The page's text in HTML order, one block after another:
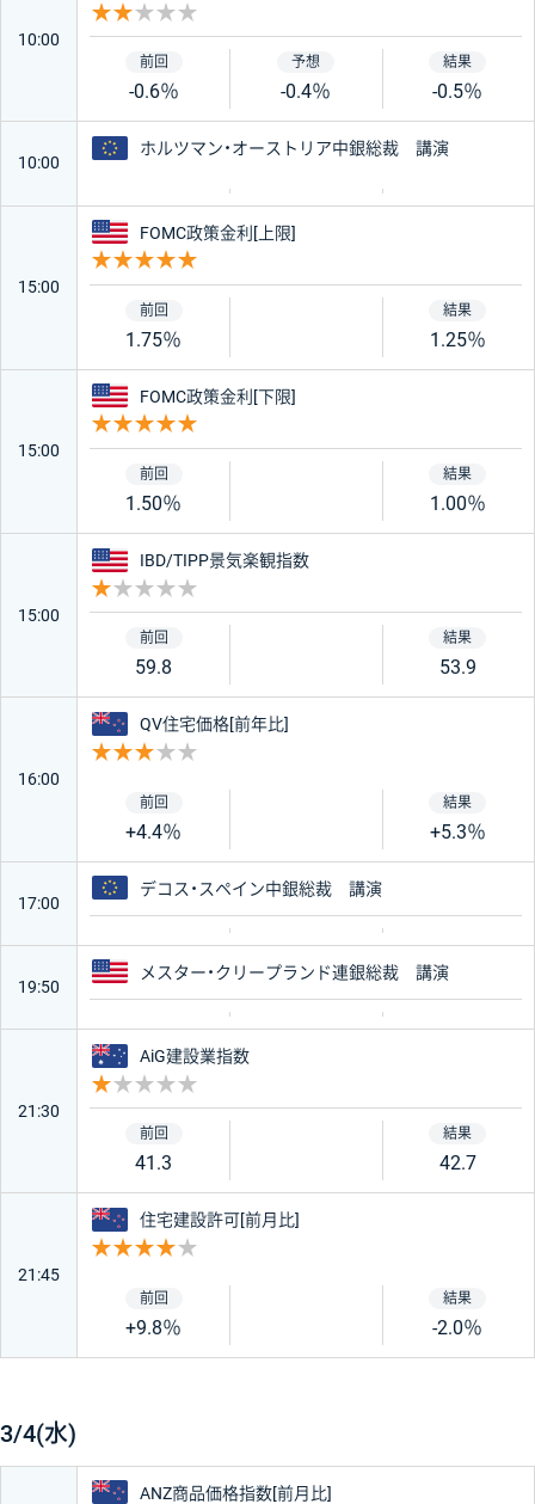
10:00
-0.6％ -0.4％ -0.5％
10:00
ユーロ
ホルツマン・オーストリア中銀総裁 講演
15:00
アメリカ
FOMC政策金利[上限]
1.75％ 1.25％
15:00
アメリカ
FOMC政策金利[下限]
1.50％ 1.00％
15:00
アメリカ
IBD/TIPP景気楽観指数
59.8 53.9
16:00
ニュージーランド
QV住宅価格[前年比]
+4.4％ +5.3％
17:00
ユーロ
デコス・スペイン中銀総裁 講演
19:50
アメリカ
メスター・クリープランド連銀総裁 講演
21:30
オーストラリア
AiG建設業指数
41.3 42.7
21:45
ニュージーランド
住宅建設許可[前月比]
+9.8％ -2.0％
3/4(水)
ニュージーランド
ANZ商品価格指数[前月比]